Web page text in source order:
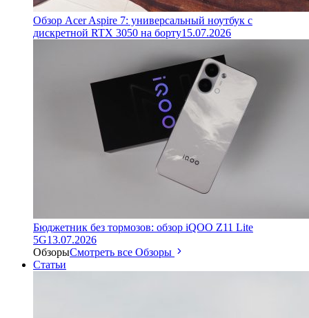
Обзор Acer Aspire 7: универсальный ноутбук с
дискретной RTX 3050 на борту15.07.2026
Бюджетник без тормозов: обзор iQOO Z11 Lite
5G13.07.2026
ОбзорыСмотреть все Обзоры
Статьи